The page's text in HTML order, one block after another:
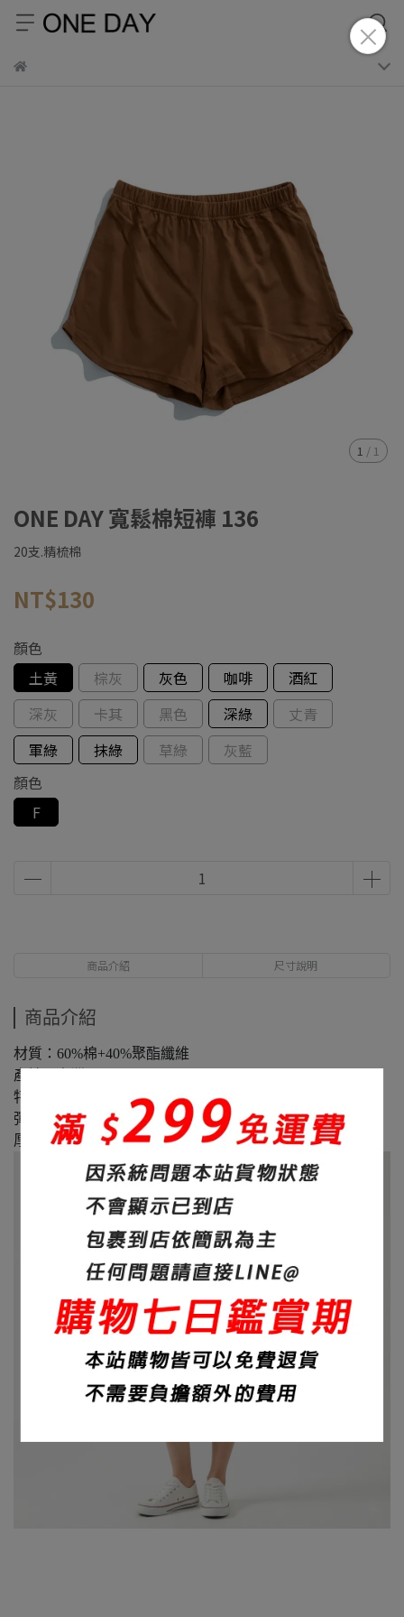
1 / 1
ONE DAY 寬鬆棉短褲 136
20支.精梳棉
NT$130
顏色
土黃
棕灰 灰色 咖啡
酒紅
深灰
卡其 黑色 深綠
丈青
軍綠
抹綠 草綠
灰藍
顏色
F
商品介紹 尺寸說明
商品介紹
材質：60%棉+40%聚酯纖維
產地：台灣
特色：爆寬鬆、面料滑順
彈性：微
厚度：320碼重